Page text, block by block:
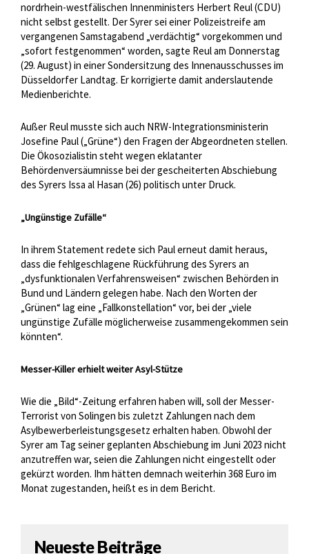
nordrhein-westfälischen Innenministers Herbert Reul (CDU)
nicht selbst gestellt. Der Syrer sei einer Polizeistreife am
vergangenen Samstagabend „verdächtig“ vorgekommen und
„sofort festgenommen“ worden, sagte Reul am Donnerstag
(29. August) in einer Sondersitzung des Innenausschusses im
Düsseldorfer Landtag. Er korrigierte damit anderslautende
Medienberichte.
Außer Reul musste sich auch NRW-Integrationsministerin
Josefine Paul („Grüne“) den Fragen der Abgeordneten stellen.
Die Ökosozialistin steht wegen eklatanter
Behördenversäumnisse bei der gescheiterten Abschiebung
des Syrers Issa al Hasan (26) politisch unter Druck.
„Ungünstige Zufälle“
In ihrem Statement redete sich Paul erneut damit heraus,
dass die fehlgeschlagene Rückführung des Syrers an
„dysfunktionalen Verfahrensweisen“ zwischen Behörden in
Bund und Ländern gelegen habe. Nach den Worten der
„Grünen“ lag eine „Fallkonstellation“ vor, bei der „viele
ungünstige Zufälle möglicherweise zusammengekommen sein
könnten“.
Messer-Killer erhielt weiter Asyl-Stütze
Wie die „Bild“-Zeitung erfahren haben will, soll der Messer-
Terrorist von Solingen bis zuletzt Zahlungen nach dem
Asylbewerberleistungsgesetz erhalten haben. Obwohl der
Syrer am Tag seiner geplanten Abschiebung im Juni 2023 nicht
anzutreffen war, seien die Zahlungen nicht eingestellt oder
gekürzt worden. Ihm hätten demnach weiterhin 368 Euro im
Monat zugestanden, heißt es in dem Bericht.
Neueste Beiträge